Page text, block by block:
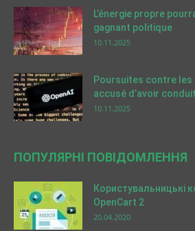
L’énergie propre
gagnant politique
10.11.2025
Poursuites contre les
accusé d’avoir
10.11.2025
ПОПУЛЯРНІ ПОВІДОМЛЕННЯ
Користувальницькі
OpenCart 2
20.04.2020